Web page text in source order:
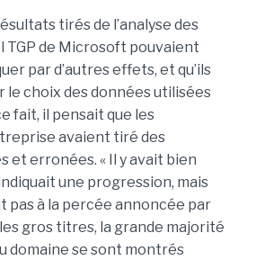
tirés de l’analyse des
TGP de Microsoft pouvaient
par d’autres effets, et qu’ils
le choix des données utilisées
fait, il pensait que les
avaient tiré des
et erronées. « Il y avait bien
une progression, mais
pas à la percée annoncée par
gros titres, la grande majorité
domaine se sont montrés